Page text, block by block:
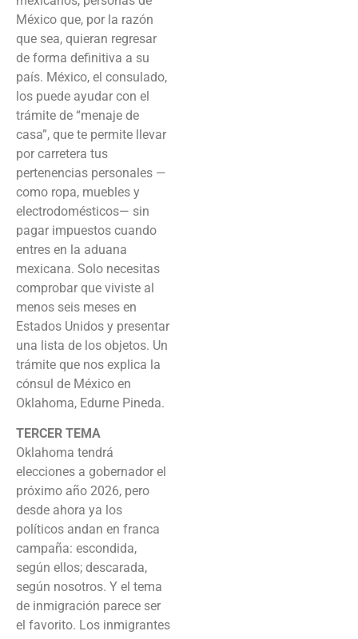
México que, por la razón
que sea, quieran regresar
de forma definitiva a su
país. México, el consulado,
los puede ayudar con el
trámite de “menaje de
casa”, que te permite llevar
por carretera tus
pertenencias personales —
como ropa, muebles y
electrodomésticos— sin
pagar impuestos cuando
entres en la aduana
mexicana. Solo necesitas
comprobar que viviste al
menos seis meses en
Estados Unidos y presentar
una lista de los objetos. Un
trámite que nos explica la
cónsul de México en
Oklahoma, Edurne Pineda.
TERCER TEMA
Oklahoma tendrá
elecciones a gobernador el
próximo año 2026, pero
desde ahora ya los
políticos andan en franca
campaña: escondida,
según ellos; descarada,
según nosotros. Y el tema
de inmigración parece ser
el favorito. Los inmigrantes